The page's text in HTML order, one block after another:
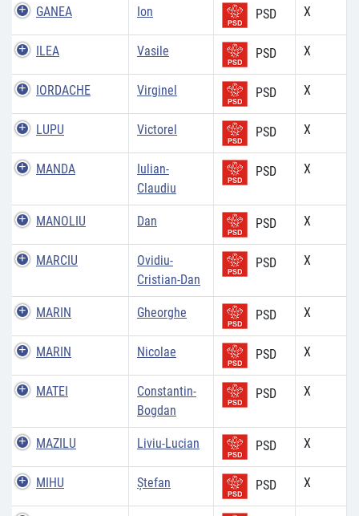
GANEA Ion PSD X
ILEA Vasile PSD X
IORDACHE Virginel PSD X
LUPU Victorel PSD X
MANDA
Iulian-
Claudiu
PSD X
MANOLIU Dan PSD X
MARCIU
Ovidiu-
Cristian-Dan
PSD X
MARIN Gheorghe PSD X
MARIN Nicolae PSD X
MATEI
Constantin-
Bogdan
PSD X
MAZILU Liviu-Lucian PSD X
MIHU Ștefan PSD X